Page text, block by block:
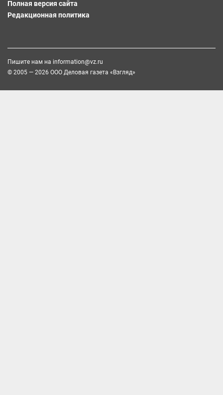
Полная версия сайта
Редакционная политика
Пишите нам на information@vz.ru
© 2005 — 2026 ООО Деловая газета «Взгляд»